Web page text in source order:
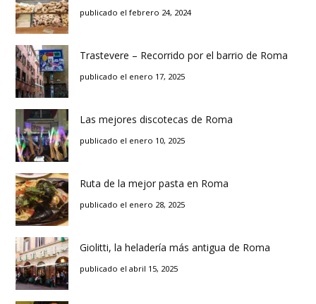
publicado el febrero 24, 2024
Trastevere – Recorrido por el barrio de Roma
publicado el enero 17, 2025
Las mejores discotecas de Roma
publicado el enero 10, 2025
Ruta de la mejor pasta en Roma
publicado el enero 28, 2025
Giolitti, la heladería más antigua de Roma
publicado el abril 15, 2025